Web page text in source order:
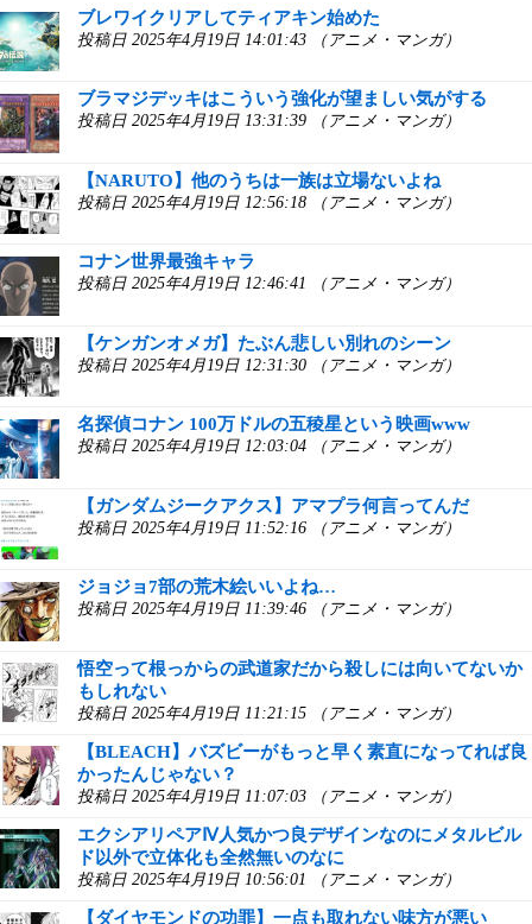
ブレワイクリアしてティアキン始めた
投稿日 2025年4月19日 14:01:43 （アニメ・マンガ）
ブラマジデッキはこういう強化が望ましい気がする
投稿日 2025年4月19日 13:31:39 （アニメ・マンガ）
【NARUTO】他のうちは一族は立場ないよね
投稿日 2025年4月19日 12:56:18 （アニメ・マンガ）
コナン世界最強キャラ
投稿日 2025年4月19日 12:46:41 （アニメ・マンガ）
【ケンガンオメガ】たぶん悲しい別れのシーン
投稿日 2025年4月19日 12:31:30 （アニメ・マンガ）
名探偵コナン 100万ドルの五稜星という映画www
投稿日 2025年4月19日 12:03:04 （アニメ・マンガ）
【ガンダムジークアクス】アマプラ何言ってんだ
投稿日 2025年4月19日 11:52:16 （アニメ・マンガ）
ジョジョ7部の荒木絵いいよね…
投稿日 2025年4月19日 11:39:46 （アニメ・マンガ）
悟空って根っからの武道家だから殺しには向いてないか
もしれない
投稿日 2025年4月19日 11:21:15 （アニメ・マンガ）
【BLEACH】バズビーがもっと早く素直になってれば良
かったんじゃない？
投稿日 2025年4月19日 11:07:03 （アニメ・マンガ）
エクシアリペアⅣ人気かつ良デザインなのにメタルビル
ド以外で立体化も全然無いのなに
投稿日 2025年4月19日 10:56:01 （アニメ・マンガ）
【ダイヤモンドの功罪】一点も取れない味方が悪い